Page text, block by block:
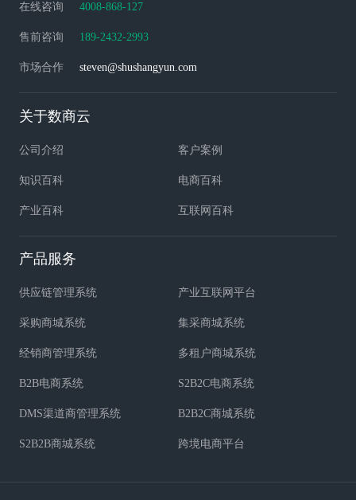
在线咨询 4008-868-127
售前咨询 189-2432-2993
市场合作 steven@shushangyun.com
关于数商云
公司介绍 客户案例
知识百科 电商百科
产业百科 互联网百科
产品服务
供应链管理系统 产业互联网平台
采购商城系统 集采商城系统
经销商管理系统 多租户商城系统
B2B电商系统 S2B2C电商系统
DMS渠道商管理系统 B2B2C商城系统
S2B2B商城系统 跨境电商平台